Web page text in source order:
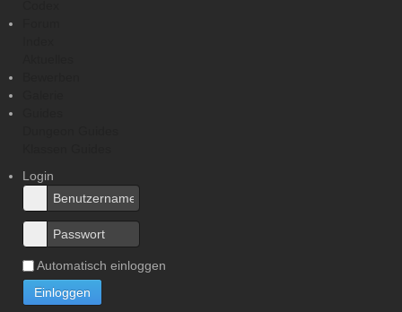
Login
Automatisch einloggen
Einloggen